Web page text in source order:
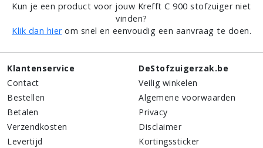
Kun je een product voor jouw Krefft C 900 stofzuiger niet
vinden?
Klik dan hierom snel en eenvoudig een aanvraag te doen.
Klantenservice
Contact
Bestellen
Betalen
Verzendkosten
Levertijd
DeStofzuigerzak.be
Veilig winkelen
Algemene voorwaarden
Privacy
Disclaimer
Kortingssticker